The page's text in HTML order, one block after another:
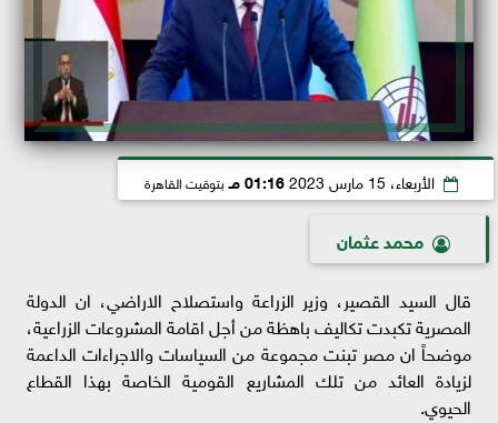
الأربعاء، 15 مارس 2023 01:16 مـ بتوقيت القاهرة
محمد عثمان
قال السيد القصير، وزير الزراعة واستصلاح الاراضي، ان الدولة
المصرية تكبدت تكاليف باهظة من أجل اقامة المشروعات الزراعية،
موضحاً ان مصر تبنت مجموعة من السياسات والاجراءات الداعمة
لزيادة العائد من تلك المشاريع القومية الخاصة بهذا القطاع
الحيوي.